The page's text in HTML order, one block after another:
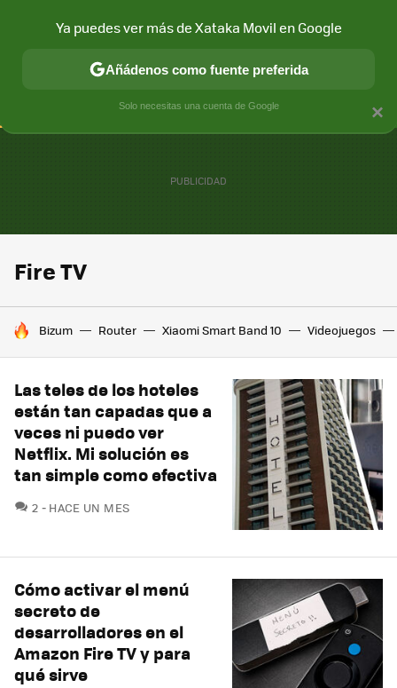
CONECTIVIDAD MÓVIL Y SOCIEDAD APLICACIONES
Fire TV
HOY SE HABLA DE
Bizum Router Xiaomi Smart Band 10 Videojuegos
Las teles de los hoteles
están tan capadas que a
veces ni puedo ver
Netflix. Mi solución es
tan simple como efectiva
2 COMENTARIOS
HACE UN MES
Cómo activar el menú
secreto de
desarrolladores en el
Amazon Fire TV y para
qué sirve
×
Ya puedes ver más de Xataka Movil en Google
Añádenos como fuente preferida
Solo necesitas una cuenta de Google